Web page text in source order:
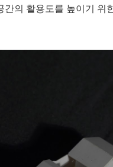
의 활용도를 높이기 위